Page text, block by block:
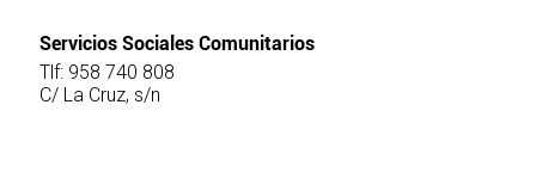
Servicios Sociales Comunitarios
Tlf: 958 740 808
C/ La Cruz, s/n